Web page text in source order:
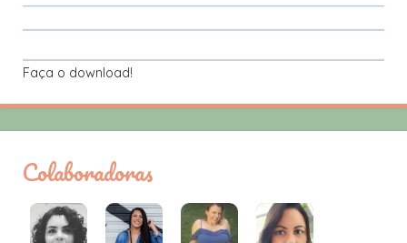
Faça o download!
Colaboradoras